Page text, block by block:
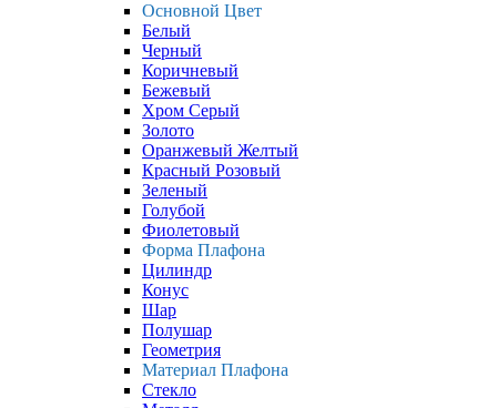
Основной Цвет
Белый
Черный
Коричневый
Бежевый
Хром Серый
Золото
Оранжевый Желтый
Красный Розовый
Зеленый
Голубой
Фиолетовый
Форма Плафона
Цилиндр
Конус
Шар
Полушар
Геометрия
Материал Плафона
Стекло